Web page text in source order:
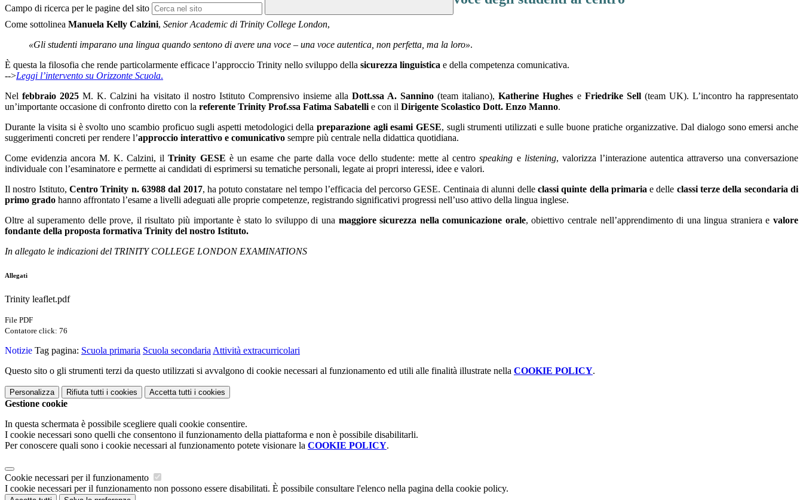
Campo di ricerca per le pagine del sito
Come sottolinea Manuela Kelly Calzini, Senior Academic di Trinity College London,
«Gli studenti imparano una lingua quando sentono di avere una voce – una voce autentica, non perfetta, ma la loro».
È questa la filosofia che rende particolarmente efficace l’approccio Trinity nello sviluppo della sicurezza linguistica e della competenza comunicativa.
-->Leggi l’intervento su Orizzonte Scuola.
Nelfebbraio 2025 M. K. Calzini ha visitato il nostro Istituto Comprensivo insieme allaDott.ssa A. Sannino (team italiano),Katherine Hughes e Friedrike Sell(team UK). L’incontro ha rappresentato
un’importante occasione di confronto diretto con la referente Trinity Prof.ssa Fatima Sabatelli e con il Dirigente Scolastico Dott. Enzo Manno.
Durante la visita si è svolto uno scambio proficuo sugli aspetti metodologici della preparazione agli esami GESE, sugli strumenti utilizzati e sulle buone pratiche organizzative. Dal dialogo sono emersi anche
suggerimenti concreti per rendere l’approccio interattivo e comunicativo sempre più centrale nella didattica quotidiana.
Come evidenzia ancora M. K. Calzini, ilTrinity GESE è un esame che parte dalla voce dello studente: mette al centrospeaking e listening, valorizza l’interazione autentica attraverso una conversazione
individuale con l’esaminatore e permette ai candidati di esprimersi su tematiche personali, legate ai propri interessi, idee e valori.
Il nostro Istituto, Centro Trinity n. 63988 dal 2017, ha potuto constatare nel tempo l’efficacia del percorso GESE. Centinaia di alunni delle classi quinte della primaria e delle classi terze della secondaria di
primo grado hanno affrontato l’esame a livelli adeguati alle proprie competenze, registrando significativi progressi nell’uso attivo della lingua inglese.
Oltre al superamento delle prove, il risultato più importante è stato lo sviluppo di una maggiore sicurezza nella comunicazione orale, obiettivo centrale nell’apprendimento di una lingua straniera evalore
fondante della proposta formativa Trinity del nostro Istituto.
In allegato le indicazioni del TRINITY COLLEGE LONDON EXAMINATIONS
Allegati
Trinity leaflet.pdf
File PDF
Contatore click: 76
Notizie Tag pagina: Scuola primaria Scuola secondaria Attività extracurricolari
Questo sito o gli strumenti terzi da questo utilizzati si avvalgono di cookie necessari al funzionamento ed utili alle finalità illustrate nella COOKIE POLICY.
Personalizza Rifiuta tutti i cookies Accetta tutti i cookies
Gestione cookie
In questa schermata è possibile scegliere quali cookie consentire.
I cookie necessari sono quelli che consentono il funzionamento della piattaforma e non è possibile disabilitarli.
Per conoscere quali sono i cookie necessari al funzionamento potete visionare la COOKIE POLICY.
Cookie necessari per il funzionamento
I cookie necessari per il funzionamento non possono essere disabilitati. È possibile consultare l'elenco nella pagina della cookie policy.